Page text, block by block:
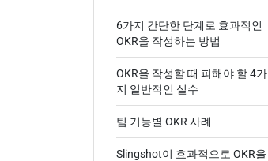
6가지 간단한 단계로 효과적인
OKR을 작성하는 방법
OKR을 작성할 때 피해야 할 4가
지 일반적인 실수
팀 기능별 OKR 사례
Slingshot이 효과적으로 OKR을